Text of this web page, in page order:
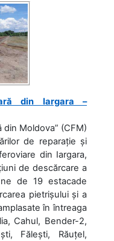
din Iargara –
din Moldova” (CFM)
de reparație și
din Iargara,
de descărcare a
de 19 estacade
pietrișului și a
în întreaga
Cahul, Bender-2,
Fălești, Răuțel,